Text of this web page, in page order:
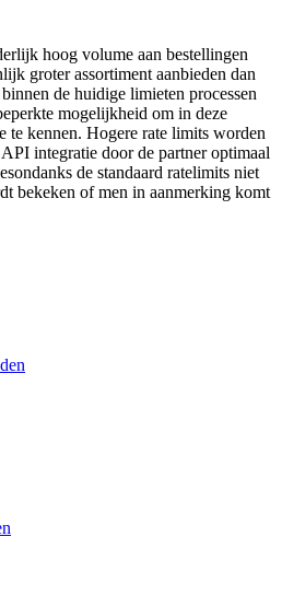
hoog volume aan bestellingen
groter assortiment aanbieden dan
de huidige limieten processen
mogelijkheid om in deze
te kennen. Hogere rate limits worden
integratie door de partner optimaal
de standaard ratelimits niet
bekeken of men in aanmerking komt